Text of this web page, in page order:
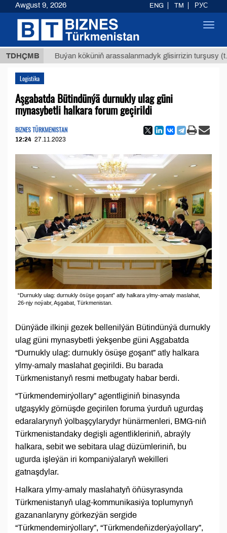
TDHÇMBBuýan köküniň arassalanmadyk glisirrizin turşusy (t.)
Logistika
Aşgabatda Bütindünýä durnukly ulag güni
mynasybetli halkara forum geçirildi
BIZNES TÜRKMENISTAN
12:24 27.11.2023
“Durnukly ulag: durnukly ösüşe goşant” atly halkara ylmy-amaly maslahat,
26-njy noýabr, Aşgabat, Türkmenistan.
Dünýäde ilkinji gezek bellenilýän Bütindünýä durnukly
ulag güni mynasybetli ýekşenbe güni Aşgabatda
“Durnukly ulag: durnukly ösüşe goşant” atly halkara
ylmy-amaly maslahat geçirildi. Bu barada
Türkmenistanyň resmi metbugaty habar berdi.
“Türkmendemirýollary” agentliginiň binasynda
utgaşykly görnüşde geçirilen foruma ýurduň ugurdaş
edaralarynyň ýolbaşçylarydyr hünärmenleri, BMG-niň
Türkmenistandaky degişli agentlikleriniň, abraýly
halkara, sebit we sebitara ulag düzümleriniň, bu
ugurda işleýän iri kompaniýalaryň wekilleri
gatnaşdylar.
Halkara ylmy-amaly maslahatyň öňüsyrasynda
Türkmenistanyň ulag-kommunikasiýa toplumynyň
gazananlaryny görkezýän sergide
“Türkmendemirýollary”, “Türkmendeňizderýaýollary”,
Awgust 9, 2026 ENG TM РУС